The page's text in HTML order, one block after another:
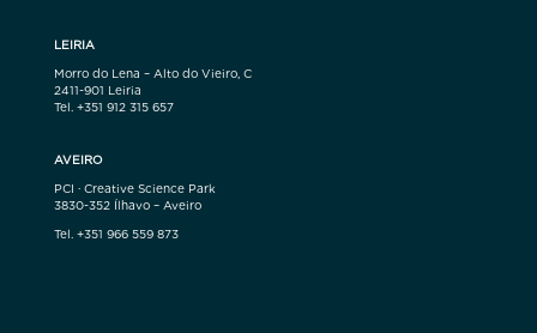
LEIRIA
Morro do Lena – Alto do Vieiro, C
2411-901 Leiria
Tel. +351 912 315 657
AVEIRO
PCI · Creative Science Park
3830-352 Ílhavo – Aveiro
Tel. +351 966 559 873